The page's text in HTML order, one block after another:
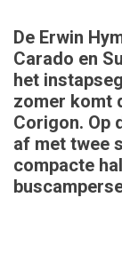
De Erwin
Carado en
het
zomer komt
Corigon. Op
af met twee
compacte